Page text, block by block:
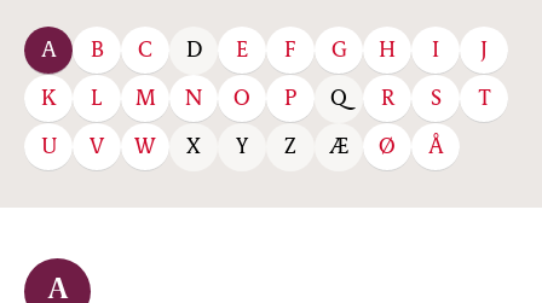
A B C D E F G H I J
K L M N O P Q R S T
U V W X Y Z Æ Ø Å
A